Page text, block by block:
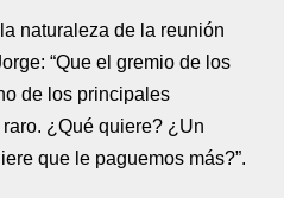
naturaleza de la reunión
“Que el gremio de los
de los principales
¿Qué quiere? ¿Un
que le paguemos más?”.